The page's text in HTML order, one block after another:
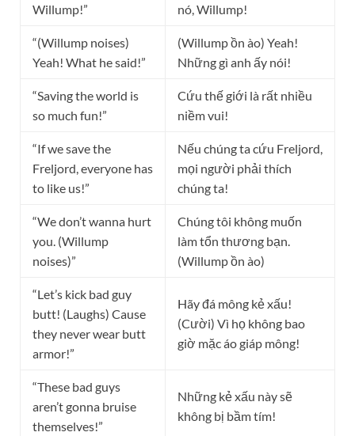
Willump!”
nó, Willump!
“(Willump noises)
Yeah! What he said!”
(Willump ồn ào) Yeah!
Những gì anh ấy nói!
“Saving the world is
so much fun!”
Cứu thế giới là rất nhiều
niềm vui!
“If we save the
Freljord, everyone has
to like us!”
Nếu chúng ta cứu Freljord,
mọi người phải thích
chúng ta!
“We don’t wanna hurt
you. (Willump
noises)”
Chúng tôi không muốn
làm tổn thương bạn.
(Willump ồn ào)
“Let’s kick bad guy
butt! (Laughs) Cause
they never wear butt
armor!”
Hãy đá mông kẻ xấu!
(Cười) Vì họ không bao
giờ mặc áo giáp mông!
“These bad guys
aren’t gonna bruise
themselves!”
Những kẻ xấu này sẽ
không bị bầm tím!